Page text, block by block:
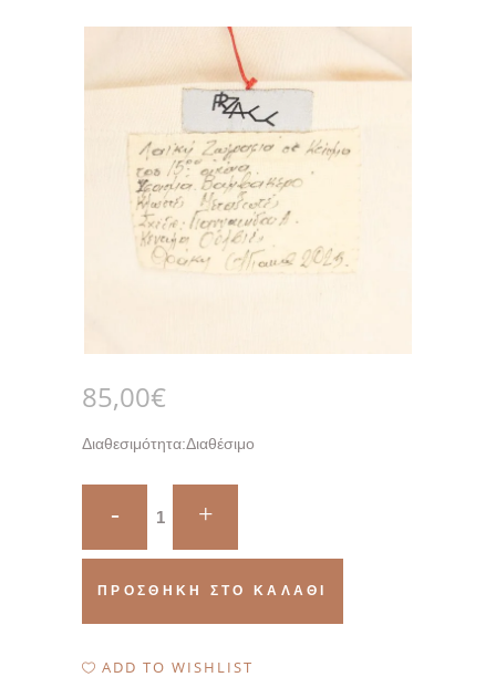
85,00€
Διαθεσιμότητα:Διαθέσιμο
ΠΡΟΣΘΉΚΗ ΣΤΟ ΚΑΛΆΘΙ
ADD TO WISHLIST